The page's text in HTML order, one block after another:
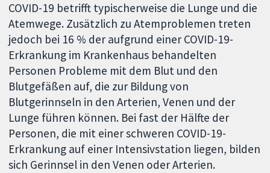
COVID-19 betrifft typischerweise die Lunge und die
Atemwege. Zusätzlich zu Atemproblemen treten
jedoch bei 16 % der aufgrund einer COVID-19-
Erkrankung im Krankenhaus behandelten
Personen Probleme mit dem Blut und den
Blutgefäßen auf, die zur Bildung von
Blutgerinnseln in den Arterien, Venen und der
Lunge führen können. Bei fast der Hälfte der
Personen, die mit einer schweren COVID-19-
Erkrankung auf einer Intensivstation liegen, bilden
sich Gerinnsel in den Venen oder Arterien.